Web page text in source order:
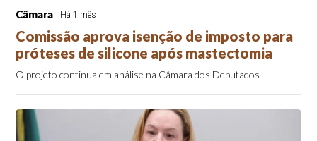
Câmara Há 1 mês
Comissão aprova isenção de imposto para
próteses de silicone após mastectomia
O projeto continua em análise na Câmara dos Deputados